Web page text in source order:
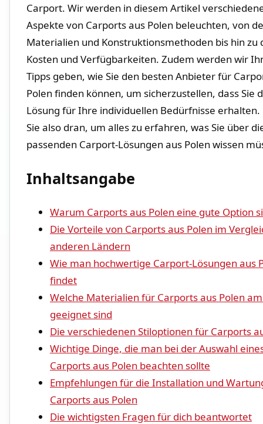
Carport. Wir werden‍ in diesem Artikel
Aspekte von Carports aus Polen beleuchten, von
Materialien und Konstruktionsmethoden bis hin zu
Kosten und Verfügbarkeiten. Zudem​ werden wir
Tipps geben, wie Sie den besten Anbieter für
Polen finden können, um sicherzustellen, dass Sie
Lösung für Ihre individuellen Bedürfnisse erhalten.
Sie ‍also ⁣dran, um alles zu ​erfahren, was Sie​ über
⁢passenden Carport-Lösungen aus Polen wissen
Inhaltsangabe
Warum Carports aus Polen‍ eine gute ⁣Option
Die Vorteile von Carports aus​ Polen im
anderen Ländern
Wie man hochwertige Carport-Lösungen aus
findet
Welche Materialien für ‌Carports aus‌ Polen
geeignet sind
Die verschiedenen Stiloptionen‍ für Carports
Wichtige ‌Dinge, die man bei der Auswahl
Carports aus ⁢Polen beachten ⁢sollte
Empfehlungen für die​ Installation⁤ und
Carports aus Polen
Die wichtigsten Fragen für dich ⁣beantwortet